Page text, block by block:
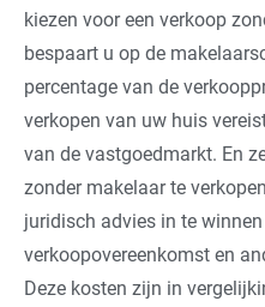
kiezen voor een verkoop
bespaart u op de
percentage van de
verkopen van uw huis
van de vastgoedmarkt. En
zonder makelaar te
juridisch advies in te
verkoopovereenkomst en
Deze kosten zijn in